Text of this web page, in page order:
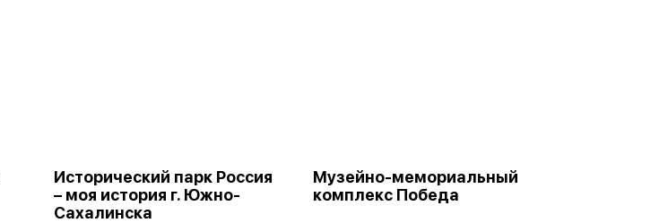
Исторический парк Россия
– моя история г. Южно-
Сахалинска
Музейно-мемориальный
комплекс Победа